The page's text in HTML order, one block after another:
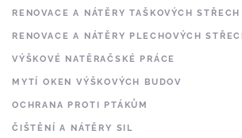
RENOVACE A NÁTĚRY TAŠKOVÝCH STŘECH
RENOVACE A NÁTĚRY PLECHOVÝCH
VÝŠKOVÉ NATĚRAČSKÉ PRÁCE
MYTÍ OKEN VÝŠKOVÝCH BUDOV
OCHRANA PROTI PTÁKŮM
ČIŠTĚNÍ A NÁTĚRY SIL